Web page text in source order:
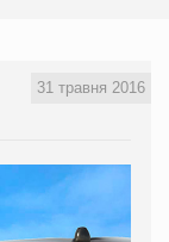
31 травня 2016